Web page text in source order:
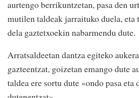
aurtengo berrikuntzetan, pasa den
mutilen taldeak jarraituko duela, eta
dela gaztetxoekin nabarmendu dute.
Arratsaldeetan dantza egiteko
gazteentzat, goizetan emango dute
taldea ere sortu dute «ondo pasa eta